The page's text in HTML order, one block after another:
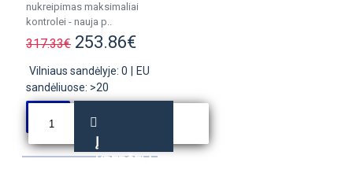
nukreipimas maksimaliai
kontrolei - nauja p..
317.33€ 253.86€
Vilniaus sandėlyje: 0
EU
sandėliuose: >20
Į
KREPŠELĮ